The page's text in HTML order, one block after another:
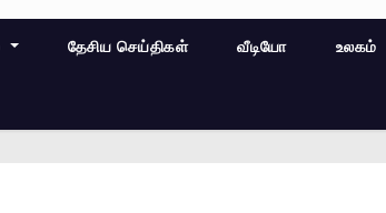
தேசிய செய்திகள் வீடியோ உலகம்